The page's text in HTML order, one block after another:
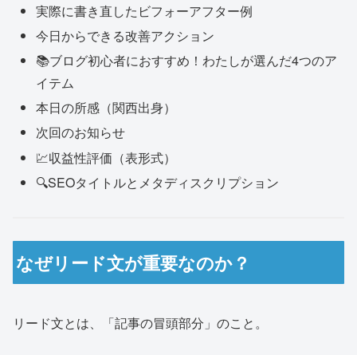
実際に書き直したビフォーアフター例
今日からできる改善アクション
📚ブログ初心者におすすめ！わたしが選んだ4つのア
イテム
本日の所感（関西出身）
次回のお知らせ
💹収益性評価（表形式）
🔍SEOタイトルとメタディスクリプション
なぜリード文が重要なのか？
リード文とは、「記事の冒頭部分」のこと。